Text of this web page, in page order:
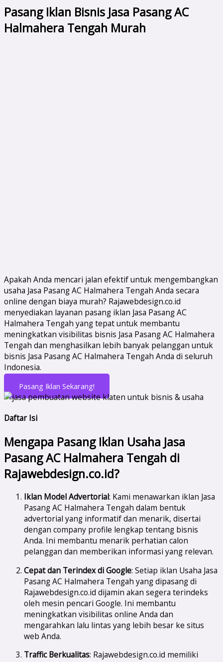
Pasang Iklan Bisnis Jasa Pasang AC
Halmahera Tengah Murah
Apakah Anda mencari jalan efektif untuk mengembangkan
usaha Jasa Pasang AC Halmahera Tengah Anda secara
online dengan biaya murah? Rajawebdesign.co.id
menyediakan layanan pasang iklan Jasa Pasang AC
Halmahera Tengah yang tepat untuk membantu
meningkatkan visibilitas bisnis Jasa Pasang AC Halmahera
Tengah dan menghasilkan lebih banyak pelanggan untuk
bisnis Jasa Pasang AC Halmahera Tengah Anda di seluruh
Indonesia.
Pasang Iklan Sekarang!
Daftar Isi
Mengapa Pasang Iklan Usaha Jasa
Pasang AC Halmahera Tengah di
Rajawebdesign.co.id?
Iklan Model Advertorial: Kami menawarkan iklan Jasa
Pasang AC Halmahera Tengah dalam bentuk
advertorial yang informatif dan menarik, disertai
dengan company profile lengkap tentang bisnis
Anda. Ini membantu menarik perhatian calon
pelanggan dan memberikan informasi yang relevan.
Cepat dan Terindex di Google: Setiap iklan Usaha Jasa
Pasang AC Halmahera Tengah yang dipasang di
Rajawebdesign.co.id dijamin akan segera terindeks
oleh mesin pencari Google. Ini membantu
meningkatkan visibilitas online Anda dan
mengarahkan lalu lintas yang lebih besar ke situs
web Anda.
Traffic Berkualitas: Rajawebdesign.co.id memiliki